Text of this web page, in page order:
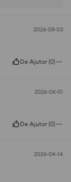
2026-08-03
De Ajutor (0)
2026-06-01
De Ajutor (0)
2026-04-14